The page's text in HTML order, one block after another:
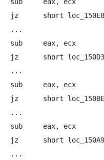
jz      short loc_150E8
...
sub     eax, ecx
jz      short loc_150D3
...
sub     eax, ecx
jz      short loc_150BE
...
sub     eax, ecx
jz      short loc_150A9
...